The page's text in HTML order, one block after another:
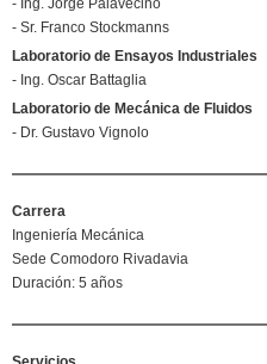
- Sr. Franco Stockmanns
Laboratorio de Ensayos Industriales
- Ing. Oscar Battaglia
Laboratorio de Mecánica de Fluidos
- Dr. Gustavo Vignolo
Carrera
Ingeniería Mecánica
Sede Comodoro Rivadavia
Duración: 5 años